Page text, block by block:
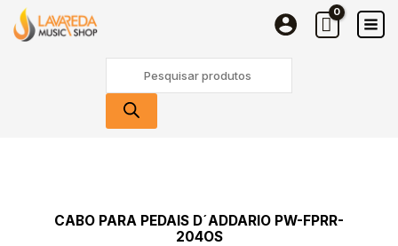
content
search
CABO PARA PEDAIS D´ADDARIO PW-FPRR-
204OS
Para
Pedais
PW-